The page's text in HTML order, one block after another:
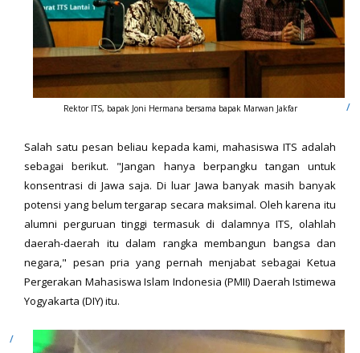
Rektor ITS, bapak Joni Hermana bersama bapak Marwan Jakfar
Salah satu pesan beliau kepada kami, mahasiswa ITS adalah
sebagai berikut. "Jangan hanya berpangku tangan untuk
konsentrasi di Jawa saja. Di luar Jawa banyak masih banyak
potensi yang belum tergarap secara maksimal. Oleh karena itu
alumni perguruan tinggi termasuk di dalamnya ITS, olahlah
daerah-daerah itu dalam rangka membangun bangsa dan
negara," pesan pria yang pernah menjabat sebagai Ketua
Pergerakan Mahasiswa Islam Indonesia (PMII) Daerah Istimewa
Yogyakarta (DIY) itu.